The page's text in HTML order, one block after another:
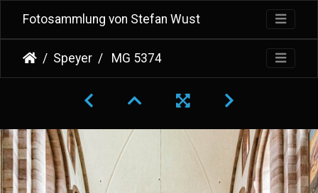
Fotosammlung von Stefan Wust
Speyer MG 5374